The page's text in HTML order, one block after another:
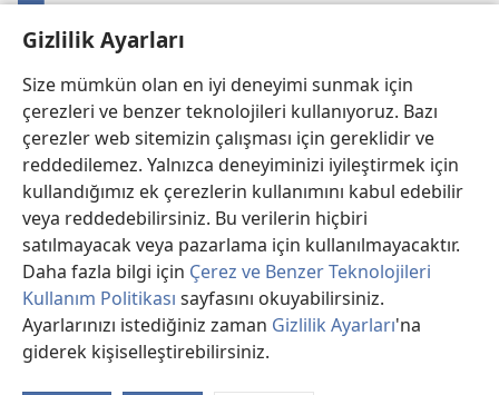
Gizlilik Ayarları
Size mümkün olan en iyi deneyimi sunmak için
çerezleri ve benzer teknolojileri kullanıyoruz. Bazı
çerezler web sitemizin çalışması için gereklidir ve
reddedilemez. Yalnızca deneyiminizi iyileştirmek için
kullandığımız ek çerezlerin kullanımını kabul edebilir
veya reddedebilirsiniz. Bu verilerin hiçbiri
satılmayacak veya pazarlama için kullanılmayacaktır.
Daha fazla bilgi için Çerez ve Benzer Teknolojileri
Kullanım Politikası sayfasını okuyabilirsiniz.
Ayarlarınızı istediğiniz zaman Gizlilik Ayarları'na
giderek kişiselleştirebilirsiniz.
(yeni
pencere
Watchtower ONLINE KÜTÜPHANE
(yeni
pencere
açar)
JW Hub ®
(yeni
pencere
açar)
®
Watchtower Library®
Copyright© 2026 Watch Tower Bible and Tract Society of PA.
KULLANIM ŞARTLARI|GİZLİLİK POLİTİKASI